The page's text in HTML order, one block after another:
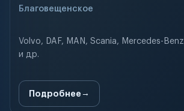
Благовещенское
Volvo, DAF, MAN, Scania, Mercedes-Benz
и др.
Подробнее